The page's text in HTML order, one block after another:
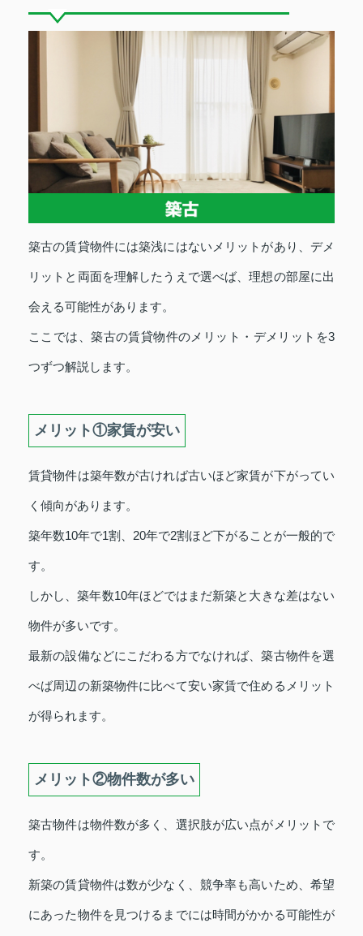
築古の賃貸物件には築浅にはないメリットがあり、デメ
リットと両面を理解したうえで選べば、理想の部屋に出
会える可能性があります。
ここでは、築古の賃貸物件のメリット・デメリットを3
つずつ解説します。
メリット①家賃が安い
賃貸物件は築年数が古ければ古いほど家賃が下がってい
く傾向があります。
築年数10年で1割、20年で2割ほど下がることが一般的で
す。
しかし、築年数10年ほどではまだ新築と大きな差はない
物件が多いです。
最新の設備などにこだわる方でなければ、築古物件を選
べば周辺の新築物件に比べて安い家賃で住めるメリット
が得られます。
メリット②物件数が多い
築古物件は物件数が多く、選択肢が広い点がメリットで
す。
新築の賃貸物件は数が少なく、競争率も高いため、希望
にあった物件を見つけるまでには時間がかかる可能性が